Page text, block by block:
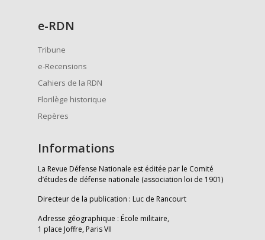
e-RDN
Tribune
e-Recensions
Cahiers de la RDN
Florilège historique
Repères
Informations
La Revue Défense Nationale est éditée par le Comité
d’études de défense nationale (association loi de 1901)
Directeur de la publication : Luc de Rancourt
Adresse géographique : École militaire,
1 place Joffre, Paris VII